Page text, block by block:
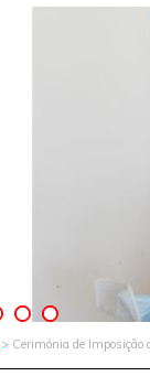
> Cerimónia de